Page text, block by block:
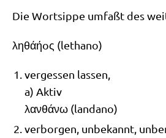
Die Wort­sip­pe umfaßt des
ληθάήoς (letha­no)
ver­ges­sen lassen,
a) Aktiv
λανθάνω (land­a­no)
ver­bor­gen, unbe­kannt,